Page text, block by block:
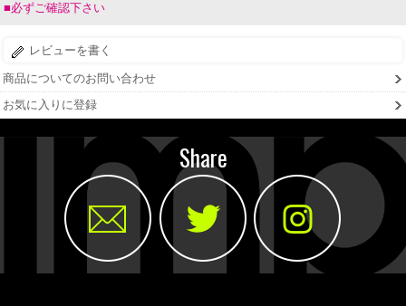
■必ずご確認下さい
レビューを書く
商品についてのお問い合わせ
お気に入りに登録
Share